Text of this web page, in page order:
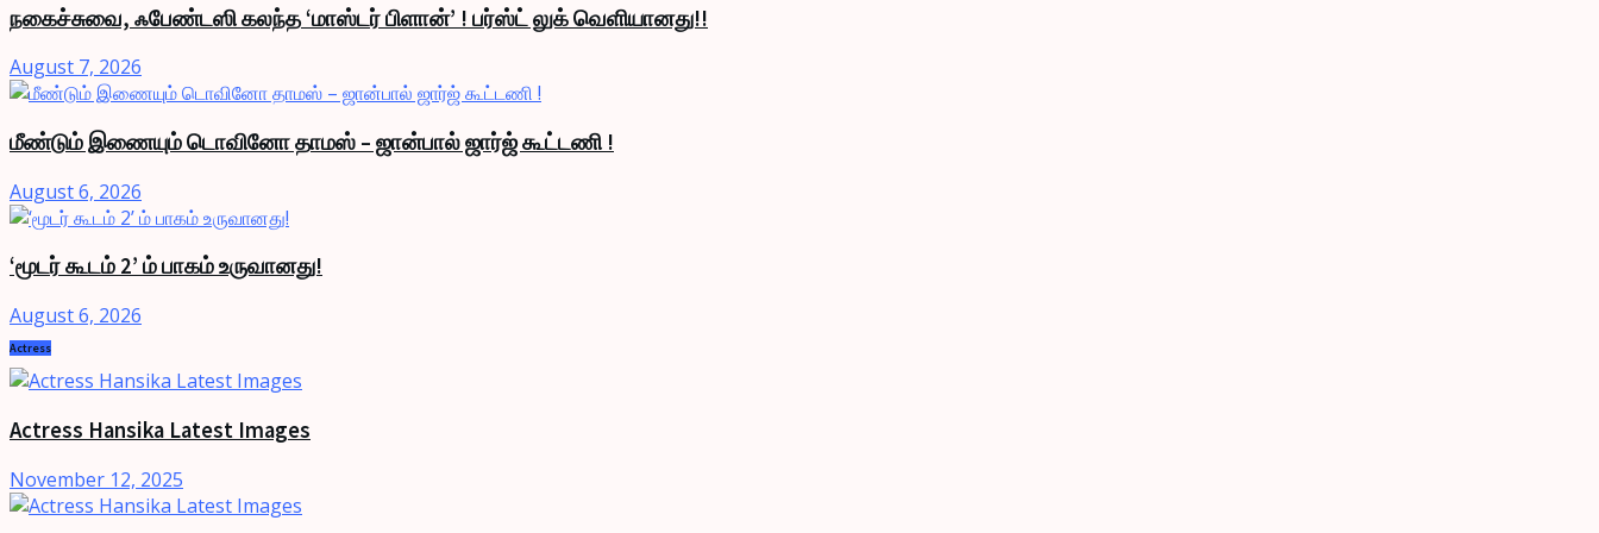
நகைச்சுவை, ஃபேண்டஸி கலந்த ‘மாஸ்டர் பிளான்’ ! பர்ஸ்ட் லுக் வெளியானது!!
August 7, 2026
மீண்டும் இணையும் டொவினோ தாமஸ் – ஜான்பால் ஜார்ஜ் கூட்டணி !
August 6, 2026
‘மூடர் கூடம் 2’ ம் பாகம் உருவானது!
August 6, 2026
Actress
Actress Hansika Latest Images
November 12, 2025